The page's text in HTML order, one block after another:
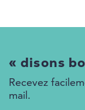
« disons
Recevez
mail.